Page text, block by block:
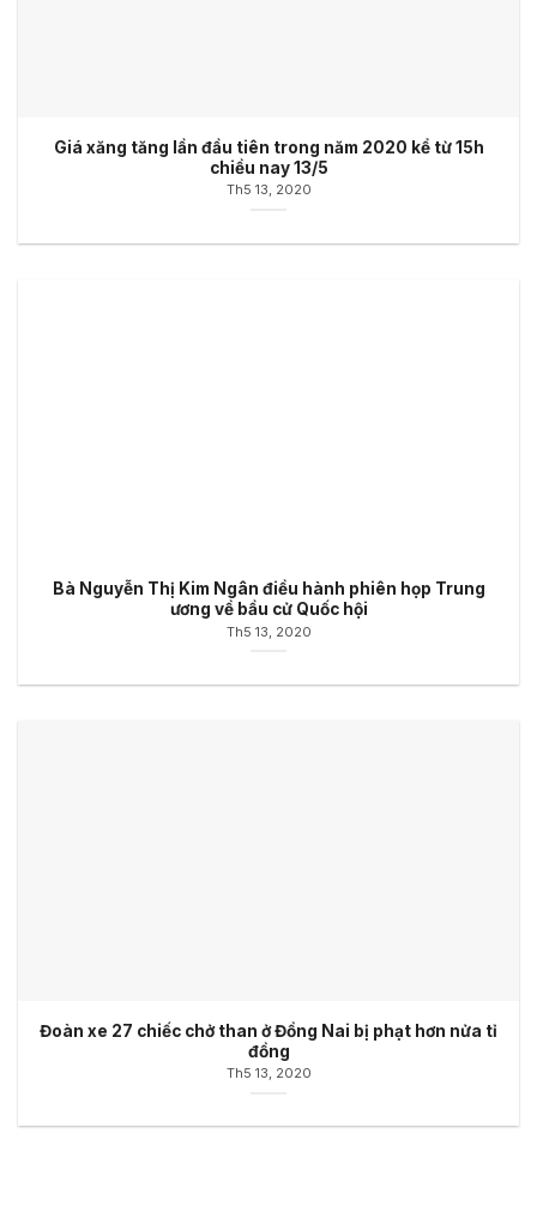
Giá xăng tăng lần đầu tiên trong năm 2020 kể từ 15h
chiều nay 13/5
Th5 13, 2020
Bà Nguyễn Thị Kim Ngân điều hành phiên họp Trung
ương về bầu cử Quốc hội
Th5 13, 2020
Đoàn xe 27 chiếc chở than ở Đồng Nai bị phạt hơn nửa tỉ
đồng
Th5 13, 2020